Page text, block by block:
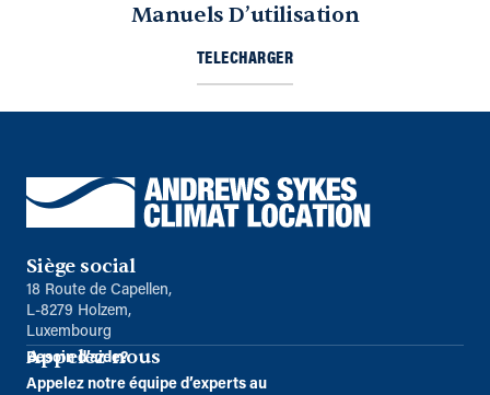
Manuels D’utilisation
TELECHARGER
Siège social
18 Route de Capellen,
L-8279 Holzem,
Luxembourg
Appelez-nous
Besoin d’aide?
Appelez notre équipe d’experts au